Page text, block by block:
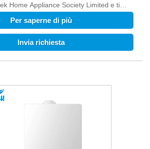
Home Appliance Society Limited e ti
servizio post-vendita e la consegna
Per saperne di più
Invia richiesta